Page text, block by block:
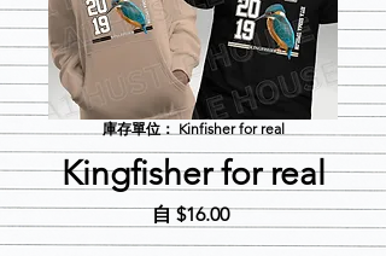
庫存單位： Kinfisher for real
Kingfisher for real
自$16.00促